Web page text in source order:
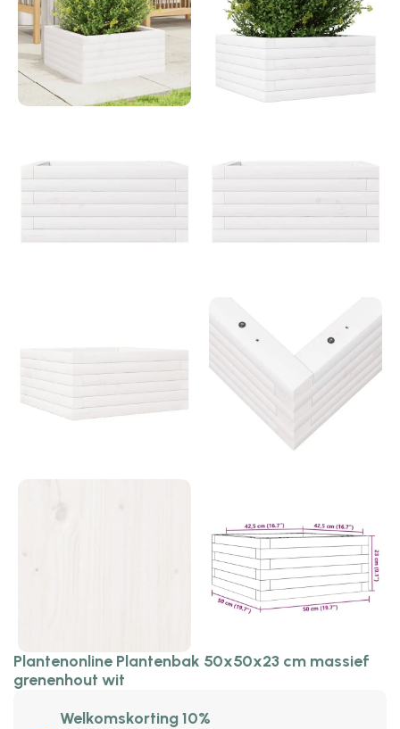
Plantenonline Plantenbak 50x50x23 cm massief
grenenhout wit
Welkomskorting 10%